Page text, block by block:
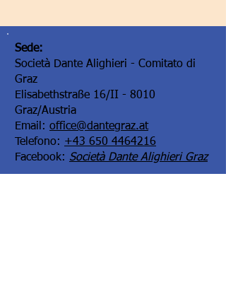
Sede:
Società Dante Alighieri - Comitato di
Graz
Elisabethstraße 16/II - 8010
Graz/Austria
Email: office@dantegraz.at
Telefono: +43 650 4464216
Facebook: Società Dante Alighieri Graz